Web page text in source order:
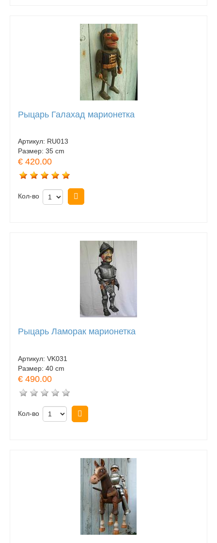
Рыцарь Галахад марионетка
Артикул: RU013
Размер: 35 cm
€ 420.00
Кол-во
Рыцарь Ламорак марионетка
Артикул: VK031
Размер: 40 cm
€ 490.00
Кол-во